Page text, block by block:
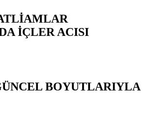
İÇLER ACISI
BOYUTLARIYLA